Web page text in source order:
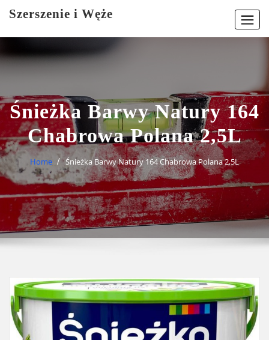
Szerszenie i Węże
Śnieżka Barwy Natury 164
Chabrowa Polana 2,5L
Home Śnieżka Barwy Natury 164 Chabrowa Polana 2,5L